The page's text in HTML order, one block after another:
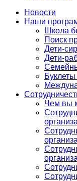
Новости
Наши
Школа
Поиск
Дети-
Дети-
Чем вы